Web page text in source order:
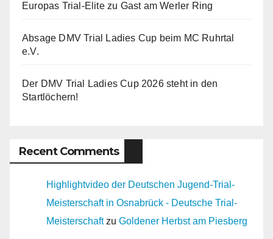
Europas Trial-Elite zu Gast am Werler Ring
Absage DMV Trial Ladies Cup beim MC Ruhrtal
e.V.
Der DMV Trial Ladies Cup 2026 steht in den
Startlöchern!
Recent Comments
Highlightvideo der Deutschen Jugend-Trial-
Meisterschaft in Osnabrück - Deutsche Trial-
Meisterschaftzu Goldener Herbst am Piesberg